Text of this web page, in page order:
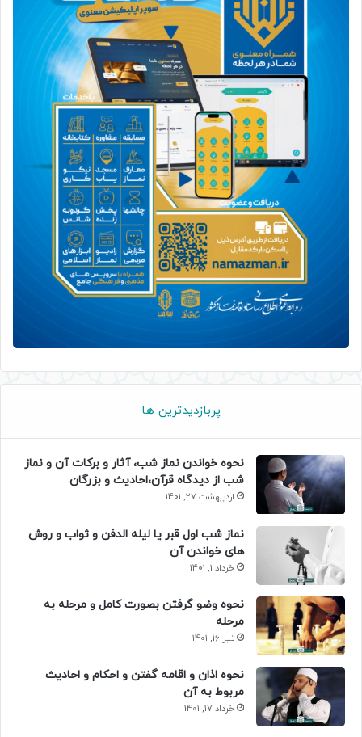
پربازدیدترین ها
نحوه خواندن نماز شب، آثار و برکات آن و نماز
شب از دیدگاه قرآن،احادیث و بزرگان
اردیبهشت 27, 1401
نماز شب اول قبر یا لیله الدفن و ثواب و روش
های خواندن آن
خرداد 1, 1401
نحوه وضو گرفتن بصورت کامل و مرحله به
مرحله
تیر 16, 1401
نحوه اذان و اقامه گفتن و احکام و احادیث
مربوط به آن
خرداد 17, 1401